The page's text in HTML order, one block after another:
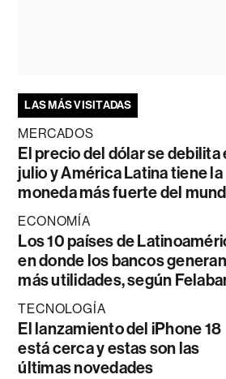
LAS MÁS VISITADAS
MERCADOS
El precio del dólar se debilita
julio y América Latina tiene la
moneda más fuerte del
ECONOMÍA
Los 10 países de
en donde los bancos generan
más utilidades, según
TECNOLOGÍA
El lanzamiento del iPhone 18
está cerca y estas son las
últimas novedades